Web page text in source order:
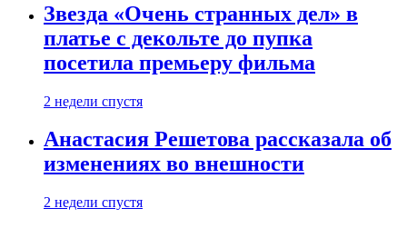
Звезда «Очень странных дел» в
платье с декольте до пупка
посетила премьеру фильма
2 недели спустя
Анастасия Решетова рассказала об
изменениях во внешности
2 недели спустя